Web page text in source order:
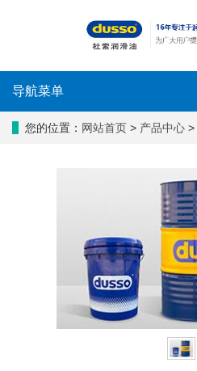
导航菜单
您的位置： 网站首页 > 产品中心 >